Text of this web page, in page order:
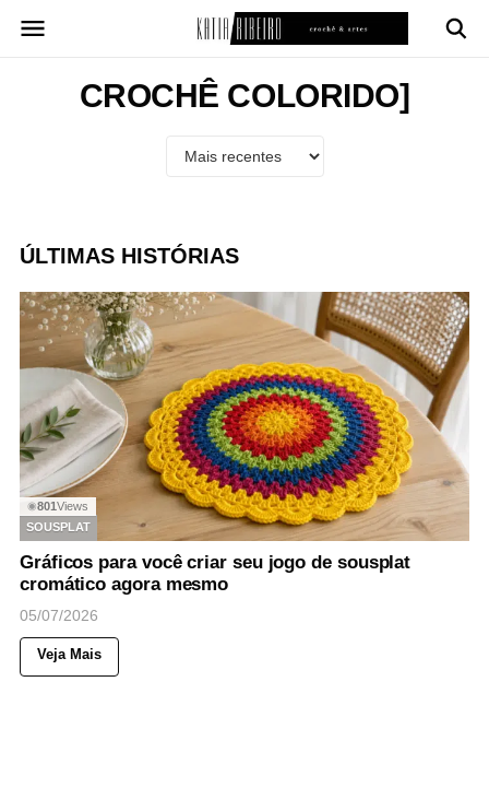
para
CROCHÊ COLORIDO]
ÚLTIMAS HISTÓRIAS
◉801Views
SOUSPLAT
Gráficos para você criar seu jogo de sousplat
cromático agora mesmo
05/07/2026
Veja Mais